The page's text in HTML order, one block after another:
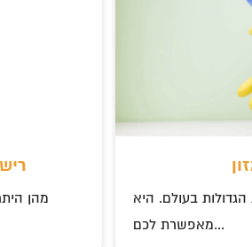
מהן
בעולם. היא
מאפשרת לכם...